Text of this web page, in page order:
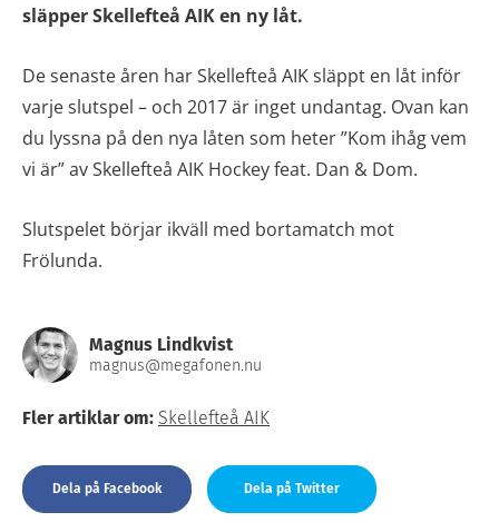
släpper Skellefteå AIK en ny låt.
De senaste åren har Skellefteå AIK släppt en låt inför
varje slutspel – och 2017 är inget undantag. Ovan kan
du lyssna på den nya låten som heter ”Kom ihåg vem
vi är” av Skellefteå AIK Hockey feat. Dan & Dom.
Slutspelet börjar ikväll med bortamatch mot
Frölunda.
Magnus Lindkvist
magnus@megafonen.nu
Fler artiklar om: Skellefteå AIK
Dela på Facebook Dela på Twitter